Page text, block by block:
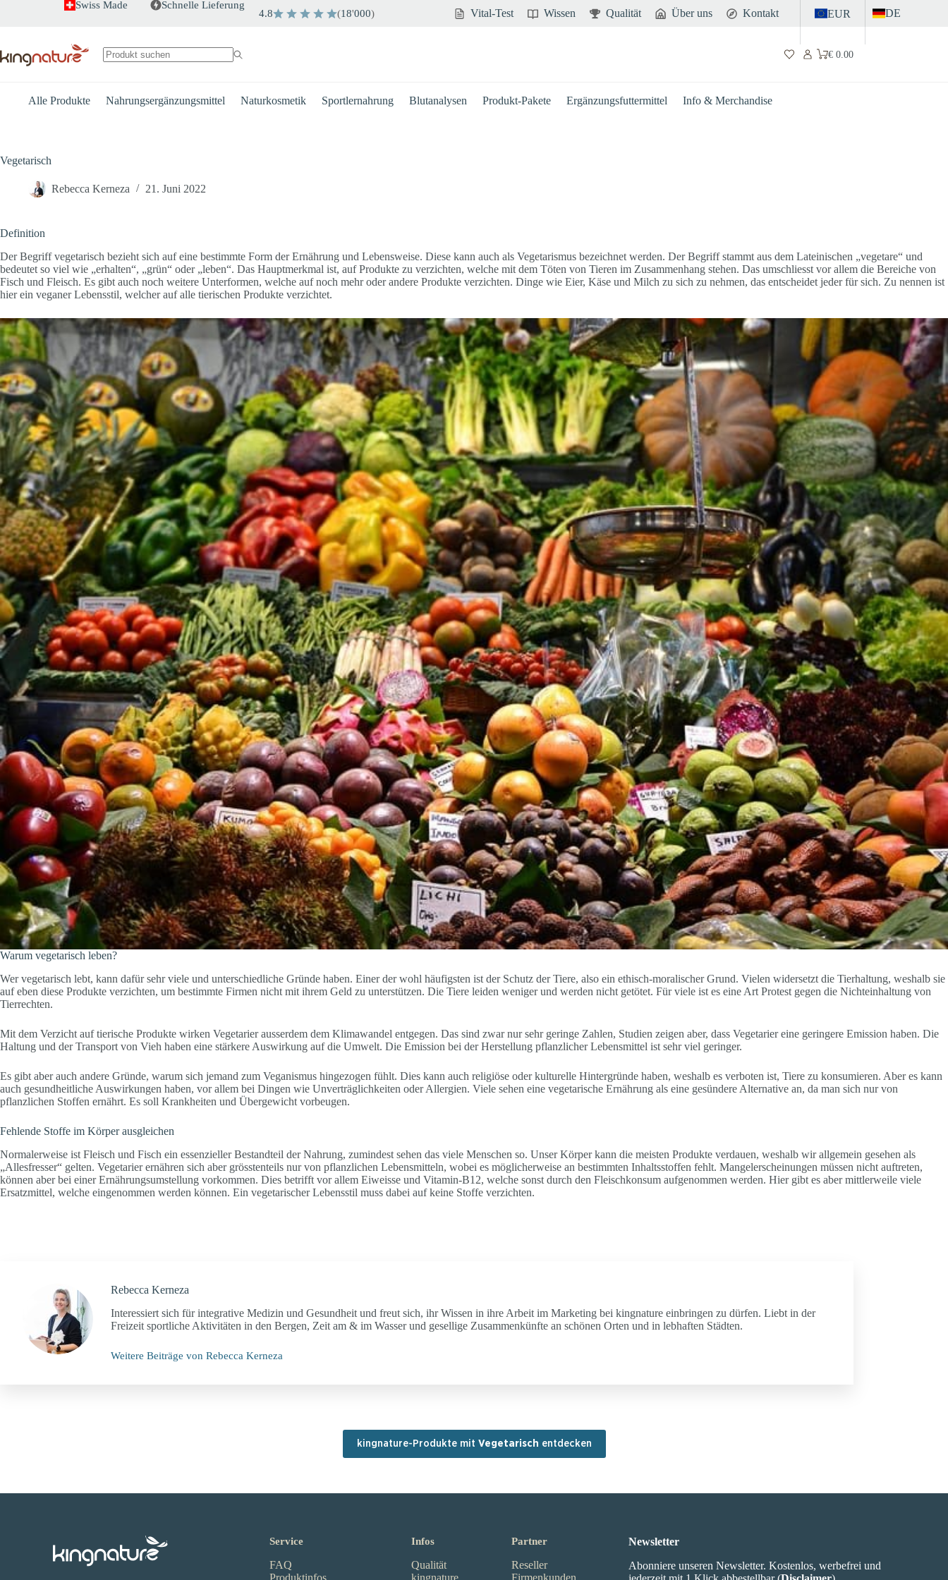
Swiss Made Schnelle Lieferung
4.8 (18'000) Vital-Test Wissen Qualität Über uns Kontakt EUR DE
Warenkorb
€0.00
Alle Produkte Nahrungsergänzungsmittel Naturkosmetik Sportlernahrung Blutanalysen Produkt-Pakete Ergänzungsfuttermittel Info & Merchandise
Vegetarisch
Rebecca Kerneza 21. Juni 2022
Definition
Der Begriff vegetarisch bezieht sich auf eine bestimmte Form der Ernährung und Lebensweise. Diese kann auch als Vegetarismus bezeichnet werden. Der Begriff stammt aus dem Lateinischen „vegetare“ und
bedeutet so viel wie „erhalten“, „grün“ oder „leben“. Das Hauptmerkmal ist, auf Produkte zu verzichten, welche mit dem Töten von Tieren im Zusammenhang stehen. Das umschliesst vor allem die Bereiche von
Fisch und Fleisch. Es gibt auch noch weitere Unterformen, welche auf noch mehr oder andere Produkte verzichten. Dinge wie Eier, Käse und Milch zu sich zu nehmen, das entscheidet jeder für sich. Zu nennen ist
hier ein veganer Lebensstil, welcher auf alle tierischen Produkte verzichtet.
Warum vegetarisch leben?
Wer vegetarisch lebt, kann dafür sehr viele und unterschiedliche Gründe haben. Einer der wohl häufigsten ist der Schutz der Tiere, also ein ethisch-moralischer Grund. Vielen widersetzt die Tierhaltung, weshalb sie
auf eben diese Produkte verzichten, um bestimmte Firmen nicht mit ihrem Geld zu unterstützen. Die Tiere leiden weniger und werden nicht getötet. Für viele ist es eine Art Protest gegen die Nichteinhaltung von
Tierrechten.
Mit dem Verzicht auf tierische Produkte wirken Vegetarier ausserdem dem Klimawandel entgegen. Das sind zwar nur sehr geringe Zahlen, Studien zeigen aber, dass Vegetarier eine geringere Emission haben. Die
Haltung und der Transport von Vieh haben eine stärkere Auswirkung auf die Umwelt. Die Emission bei der Herstellung pflanzlicher Lebensmittel ist sehr viel geringer.
Es gibt aber auch andere Gründe, warum sich jemand zum Veganismus hingezogen fühlt. Dies kann auch religiöse oder kulturelle Hintergründe haben, weshalb es verboten ist, Tiere zu konsumieren. Aber es kann
auch gesundheitliche Auswirkungen haben, vor allem bei Dingen wie Unverträglichkeiten oder Allergien. Viele sehen eine vegetarische Ernährung als eine gesündere Alternative an, da man sich nur von
pflanzlichen Stoffen ernährt. Es soll Krankheiten und Übergewicht vorbeugen.
Fehlende Stoffe im Körper ausgleichen
Normalerweise ist Fleisch und Fisch ein essenzieller Bestandteil der Nahrung, zumindest sehen das viele Menschen so. Unser Körper kann die meisten Produkte verdauen, weshalb wir allgemein gesehen als
„Allesfresser“ gelten. Vegetarier ernähren sich aber grösstenteils nur von pflanzlichen Lebensmitteln, wobei es möglicherweise an bestimmten Inhaltsstoffen fehlt. Mangelerscheinungen müssen nicht auftreten,
können aber bei einer Ernährungsumstellung vorkommen. Dies betrifft vor allem Eiweisse und Vitamin-B12, welche sonst durch den Fleischkonsum aufgenommen werden. Hier gibt es aber mittlerweile viele
Ersatzmittel, welche eingenommen werden können. Ein vegetarischer Lebensstil muss dabei auf keine Stoffe verzichten.
Rebecca Kerneza
Interessiert sich für integrative Medizin und Gesundheit und freut sich, ihr Wissen in ihre Arbeit im Marketing bei kingnature einbringen zu dürfen. Liebt in der
Freizeit sportliche Aktivitäten in den Bergen, Zeit am & im Wasser und gesellige Zusammenkünfte an schönen Orten und in lebhaften Städten.
Weitere Beiträge von Rebecca Kerneza
kingnature-Produkte mit Vegetarisch entdecken
Service
FAQ
Produktinfos
Infos
Qualität
kingnature
Partner
Reseller
Firmenkunden
Newsletter
Abonniere unseren Newsletter. Kostenlos, werbefrei und